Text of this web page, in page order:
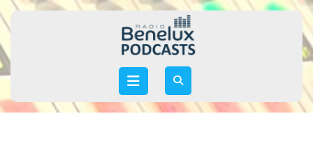
Skip
to
Open